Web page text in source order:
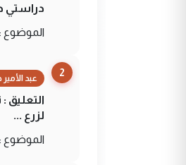
دراستي
الموضوع :
2
عبد
التعليق
لزرع ...
الموضوع :